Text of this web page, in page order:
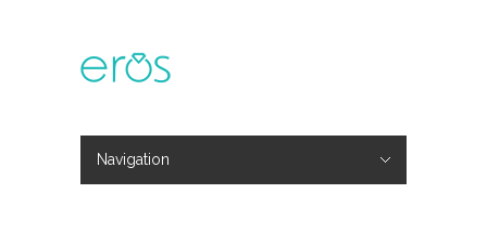
Navigation